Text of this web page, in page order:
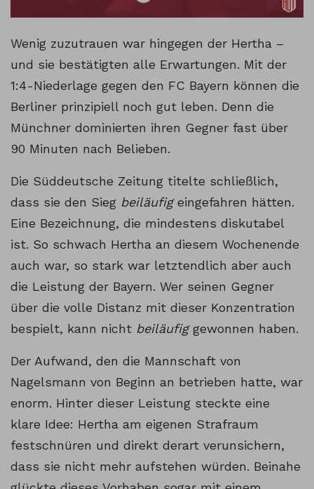
Wenig zuzutrauen war hingegen der Hertha –
und sie bestätigten alle Erwartungen. Mit der
1:4-Niederlage gegen den FC Bayern können die
Berliner prinzipiell noch gut leben. Denn die
Münchner dominierten ihren Gegner fast über
90 Minuten nach Belieben.
Die Süddeutsche Zeitung titelte schließlich,
dass sie den Sieg beiläufigeingefahren hätten.
Eine Bezeichnung, die mindestens diskutabel
ist. So schwach Hertha an diesem Wochenende
auch war, so stark war letztendlich aber auch
die Leistung der Bayern. Wer seinen Gegner
über die volle Distanz mit dieser Konzentration
bespielt, kann nicht beiläufiggewonnen haben.
Der Aufwand, den die Mannschaft von
Nagelsmann von Beginn an betrieben hatte, war
enorm. Hinter dieser Leistung steckte eine
klare Idee: Hertha am eigenen Strafraum
festschnüren und direkt derart verunsichern,
dass sie nicht mehr aufstehen würden. Beinahe